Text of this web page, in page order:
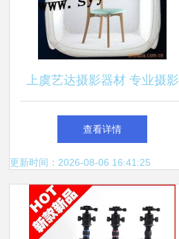
上虞艺达摄影器材 专业摄影
棚产品与照相器材全览
查看详情
更新时间：2026-08-06 16:41:25